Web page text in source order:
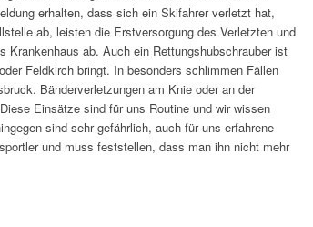
erhalten, dass sich ein Skifahrer verletzt hat,
ab, leisten die Erstversorgung des Verletzten und
Krankenhaus ab. Auch ein Rettungshubschrauber ist
Feldkirch bringt. In besonders schlimmen Fällen
Bänderverletzungen am Knie oder an der
Einsätze sind für uns Routine und wir wissen
sind sehr gefährlich, auch für uns erfahrene
und muss feststellen, dass man ihn nicht mehr